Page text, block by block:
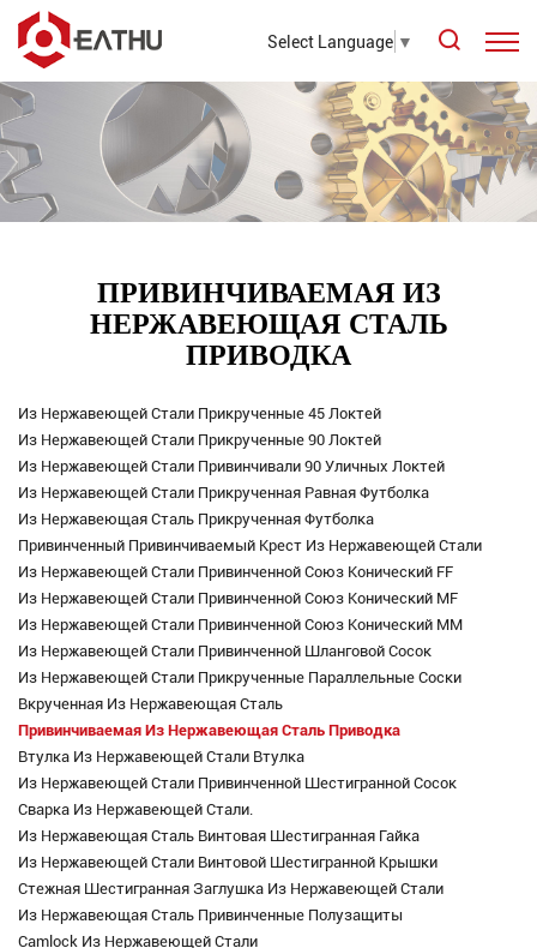
Select Language ▼
ПРИВИНЧИВАЕМАЯ ИЗ
НЕРЖАВЕЮЩАЯ СТАЛЬ
ПРИВОДКА
Из Нержавеющей Стали Прикрученные 45 Локтей
Из Нержавеющей Стали Прикрученные 90 Локтей
Из Нержавеющей Стали Привинчивали 90 Уличных Локтей
Из Нержавеющей Стали Прикрученная Равная Футболка
Из Нержавеющая Сталь Прикрученная Футболка
Привинченный Привинчиваемый Крест Из Нержавеющей Стали
Из Нержавеющей Стали Привинченной Союз Конический FF
Из Нержавеющей Стали Привинченной Союз Конический MF
Из Нержавеющей Стали Привинченной Союз Конический MM
Из Нержавеющей Стали Привинченной Шланговой Сосок
Из Нержавеющей Стали Прикрученные Параллельные Соски
Вкрученная Из Нержавеющая Сталь
Привинчиваемая Из Нержавеющая Сталь Приводка
Втулка Из Нержавеющей Стали Втулка
Из Нержавеющей Стали Привинченной Шестигранной Сосок
Сварка Из Нержавеющей Стали.
Из Нержавеющая Сталь Винтовая Шестигранная Гайка
Из Нержавеющей Стали Винтовой Шестигранной Крышки
Стежная Шестигранная Заглушка Из Нержавеющей Стали
Из Нержавеющая Сталь Привинченные Полузащиты
Camlock Из Нержавеющей Стали